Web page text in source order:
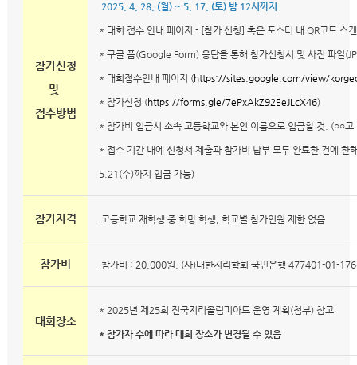
참가신청
및
접수방법
2025. 4. 28. (월) ~ 5. 17. (토) 밤 12시까지
* 대회 접수 안내 페이지 - [참가 신청] 혹은 포스터 내 QR코드 스캔
* 구글 폼(Google Form) 응답을 통해 참가신청서 및 사진 파일
* 대회접수안내 페이지 (https://sites.google.com/view/
* 참가신청 (https://forms.gle/7ePxAkZ92EeJLcX46)
* 참가비 입금시 소속 고등학교와 본인 이름으로 입금할 것. (○○
* 접수 기간 내에 신청서 제출과 참가비 납부 모두 완료한 건에 한
5.21(수)까지 입금 가능)
참가자격 고등학교 재학생 중 희망 학생, 학교별 참가인원 제한 없음
참가비 참가비 : 20,000원, (사)대한지리학회 국민은행 477401-01-
대회장소
* 2025년 제25회 전국지리올림피아드 운영 계획(첨부) 참고
* 참가자 수에 따라 대회 장소가 변경될 수 있음